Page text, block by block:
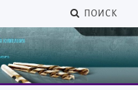
ПОИСК